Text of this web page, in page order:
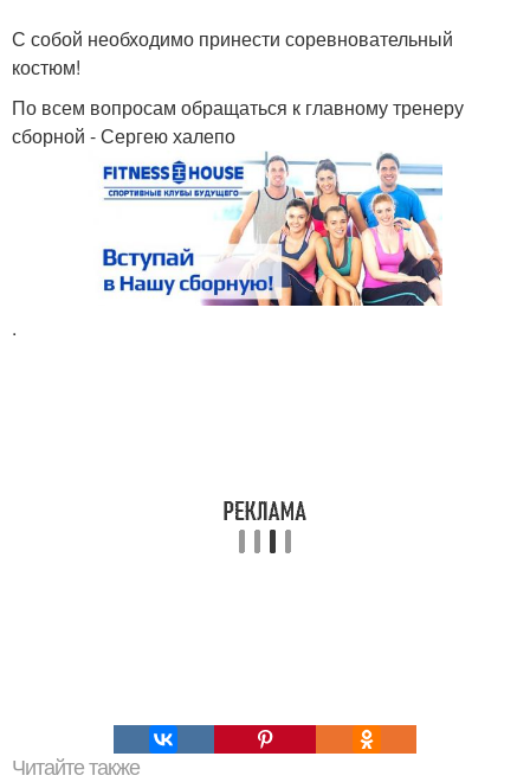
С собой необходимо принести соревновательный
костюм!
По всем вопросам обращаться к главному тренеру
сборной - Сергею халепо
.
Читайте также